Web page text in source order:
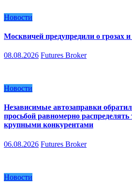
Новости
Москвичей предупредили о грозах
08.08.2026 Futures Broker
Новости
Независимые автозаправки
просьбой равномерно
крупными конкурентами
06.08.2026 Futures Broker
Новости